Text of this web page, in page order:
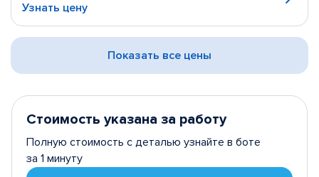
Узнать цену
Показать все цены
Стоимость указана за работу
Полную стоимость с деталью узнайте в боте
за 1 минуту